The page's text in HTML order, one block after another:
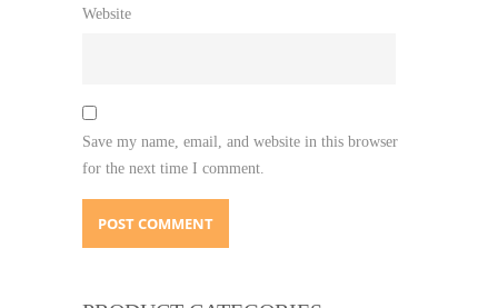
Website
Save my name, email, and website in this browser
for the next time I comment.